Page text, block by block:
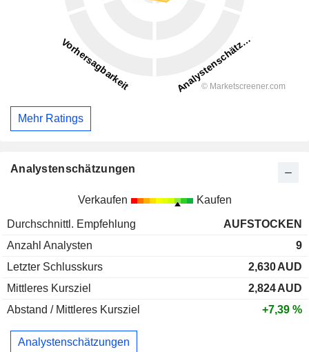
Mehr Ratings
Analystenschätzungen
Verkaufen Kaufen
Durchschnittl. Empfehlung
AUFSTOCKEN
Anzahl Analysten
9
Letzter Schlusskurs
2,630AUD
Mittleres Kursziel
2,824AUD
Abstand / Mittleres Kursziel
+7,39 %
Analystenschätzungen